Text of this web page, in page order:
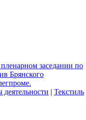
заседании по
Брянского
| Текстиль